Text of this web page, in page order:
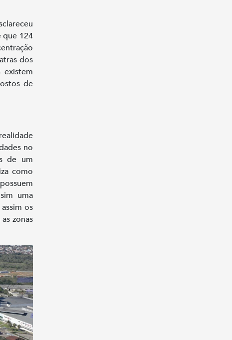
que 124
dos
de
no
de um
como
uma
os
zonas